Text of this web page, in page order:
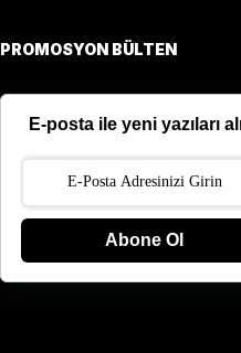
PROMOSYON BÜLTEN
E-posta ile yeni yazıları
Abone Ol